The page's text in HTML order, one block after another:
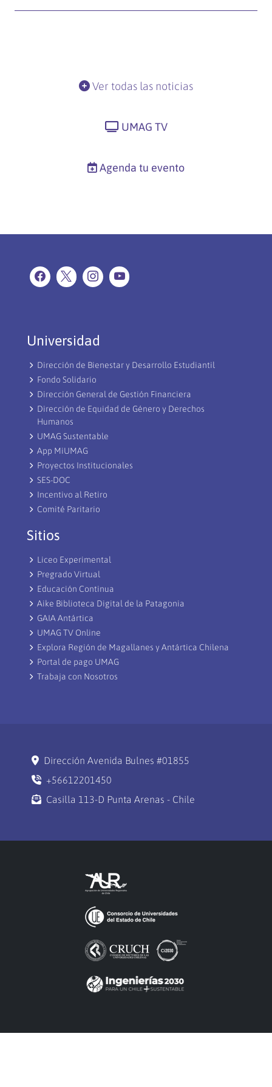
Ver todas las noticias
UMAG TV
Agenda tu evento
Universidad
Dirección de Bienestar y Desarrollo Estudiantil
Fondo Solidario
Dirección General de Gestión Financiera
Dirección de Equidad de Género y Derechos
Humanos
UMAG Sustentable
App MiUMAG
Proyectos Institucionales
SES-DOC
Incentivo al Retiro
Comité Paritario
Sitios
Liceo Experimental
Pregrado Virtual
Educación Continua
Aike Biblioteca Digital de la Patagonia
GAIA Antártica
UMAG TV Online
Explora Región de Magallanes y Antártica Chilena
Portal de pago UMAG
Trabaja con Nosotros
Dirección Avenida Bulnes #01855
+56612201450
Casilla 113-D Punta Arenas - Chile